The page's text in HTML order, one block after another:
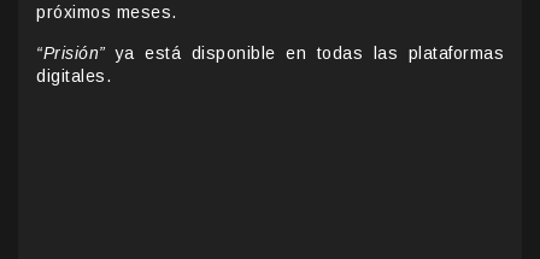
próximos meses.
“Prisión” ya está disponible en todas las plataformas
digitales.